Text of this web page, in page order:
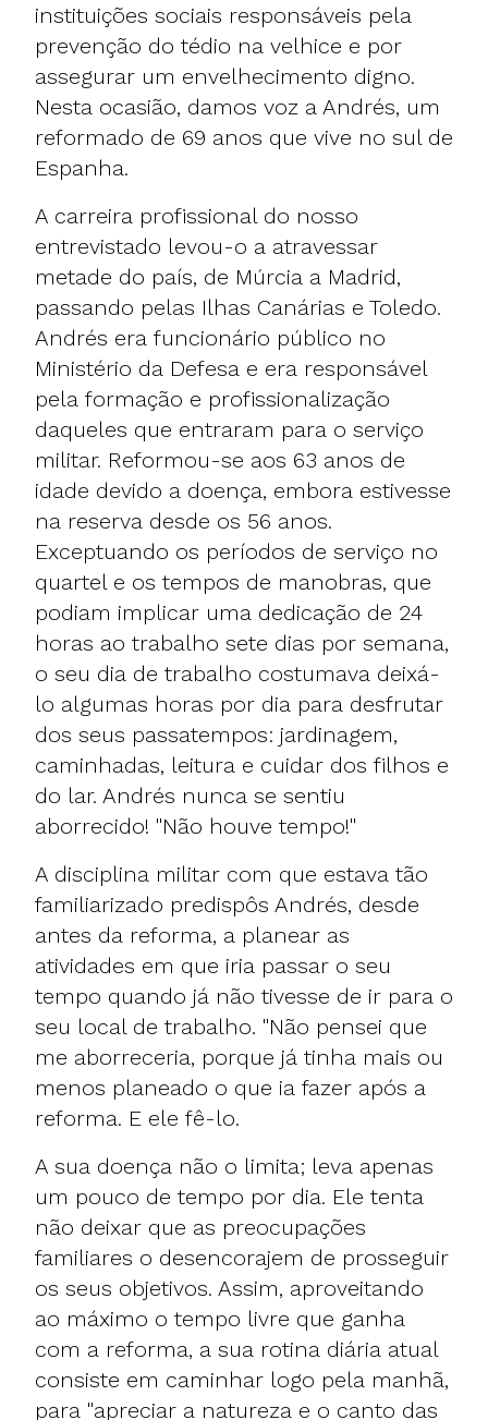
instituições sociais responsáveis pela
prevenção do tédio na velhice e por
assegurar um envelhecimento digno.
Nesta ocasião, damos voz a Andrés, um
reformado de 69 anos que vive no sul de
Espanha.
A carreira profissional do nosso
entrevistado levou-o a atravessar
metade do país, de Múrcia a Madrid,
passando pelas Ilhas Canárias e Toledo.
Andrés era funcionário público no
Ministério da Defesa e era responsável
pela formação e profissionalização
daqueles que entraram para o serviço
militar. Reformou-se aos 63 anos de
idade devido a doença, embora estivesse
na reserva desde os 56 anos.
Exceptuando os períodos de serviço no
quartel e os tempos de manobras, que
podiam implicar uma dedicação de 24
horas ao trabalho sete dias por semana,
o seu dia de trabalho costumava deixá-
lo algumas horas por dia para desfrutar
dos seus passatempos: jardinagem,
caminhadas, leitura e cuidar dos filhos e
do lar. Andrés nunca se sentiu
aborrecido! "Não houve tempo!"
A disciplina militar com que estava tão
familiarizado predispôs Andrés, desde
antes da reforma, a planear as
atividades em que iria passar o seu
tempo quando já não tivesse de ir para o
seu local de trabalho. "Não pensei que
me aborreceria, porque já tinha mais ou
menos planeado o que ia fazer após a
reforma. E ele fê-lo.
A sua doença não o limita; leva apenas
um pouco de tempo por dia. Ele tenta
não deixar que as preocupações
familiares o desencorajem de prosseguir
os seus objetivos. Assim, aproveitando
ao máximo o tempo livre que ganha
com a reforma, a sua rotina diária atual
consiste em caminhar logo pela manhã,
para "apreciar a natureza e o canto das